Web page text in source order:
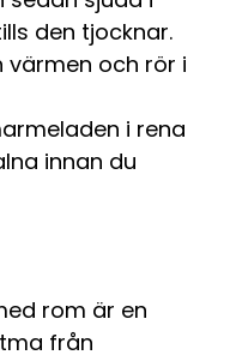
den tjocknar.
värmen och rör i
i rena
innan du
rom är en
från